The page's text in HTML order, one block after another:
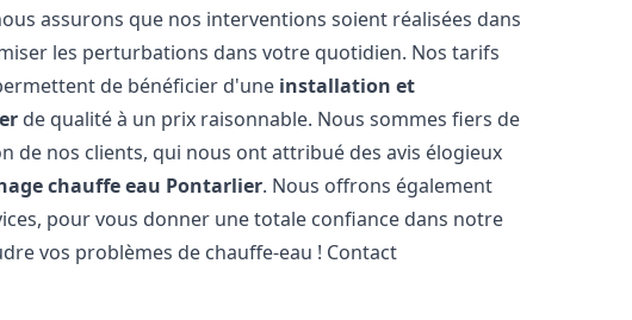
assurons que nos interventions soient réalisées dans
les perturbations dans votre quotidien. Nos tarifs
de bénéficier d'une installation et
de qualité à un prix raisonnable. Nous sommes fiers de
de nos clients, qui nous ont attribué des avis élogieux
chauffe eau Pontarlier. Nous offrons également
pour vous donner une totale confiance dans notre
vos problèmes de chauffe-eau ! Contact